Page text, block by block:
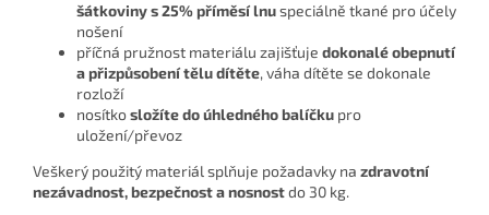
šátkoviny s 25% příměsí lnuspeciálně tkané pro účely
nošení
příčná pružnost materiálu zajišťuje dokonalé obepnutí
a přizpůsobení tělu dítěte, váha dítěte se dokonale
rozloží
nosítkosložíte do úhledného balíčku pro
uložení/převoz
Veškerý použitý materiál splňuje požadavky na zdravotní
nezávadnost, bezpečnost a nosnostdo 30 kg.